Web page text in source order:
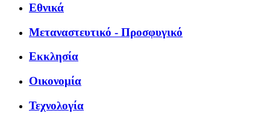
Εθνικά
Μεταναστευτικό - Προσφυγικό
Εκκλησία
Οικονομία
Τεχνολογία